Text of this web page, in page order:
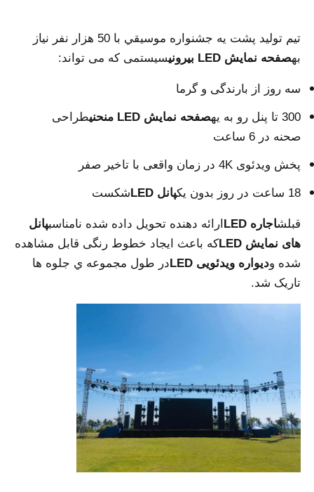
کنترل کیفیت
با ما تماس بگیرید
اخبار
موارد
نمایشگر LED ویدیو وال
صفحه نمایش LED
اجاره صفحه نمایش LED
دیوار ویدیویی LED COB
تيم توليد پشت يه جشنواره موسيقي با 50 هزار نفر نياز
بهصفحه نمایش LED بیرونی سیستمی که می تواند:
سه روز از بارندگی و گرما
300 تا پنل رو به يه صفحه نمایش LED منحنی
طراحی
صحنه در 6 ساعت
پخش ویدئوی 4K در زمان واقعی با تاخیر صفر
18 ساعت در روز بدون یک پانل LED شکست
قبلشاجاره LED ارائه دهنده تحویل داده شده نامناسبپانل
های نمایش LED
که باعث ایجاد خطوط رنگی قابل مشاهده
شده ودیواره ویدئویی LED
در طول مجموعه ي جلوه ها
تاريک شد.